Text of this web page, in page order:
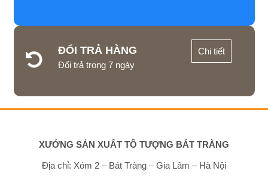
ĐỔI TRẢ HÀNG
Đổi trả trong 7 ngày
Chi tiết
XƯỞNG SẢN XUẤT TÔ TƯỢNG BÁT TRÀNG
Địa chỉ: Xóm 2 – Bát Tràng – Gia Lâm – Hà Nội